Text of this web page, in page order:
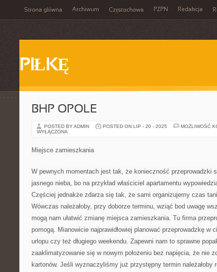
Strona główna Archiwum Częstochowa PZPN Redakcja
PIŁKĘ
BHP OPOLE
POSTED BY ADMIN POSTED ON LIP - 20 - 2025
MOŻLIWOŚĆ
WYŁĄCZONA
Miejsce zamieszkania
W pewnych momentach jest tak, że konieczność przeprowadzki
jasnego nieba, bo na przykład właściciel apartamentu
Częściej jednakże zdarza się tak, że sami organizujemy czas
Wówczas należałoby, przy doborze terminu, wziąć bod uwagę
mogą nam ułatwić zmianę miejsca zamieszkania. Tu firma
pomogą. Mianowicie najprawidłowiej planować przeprowadzkę w
urlopu czy też długiego weekendu. Zapewni nam to sprawne
zaaklimatyzowanie się w nowym położeniu bez napięcia, że nie
kartonów. Jeśli wyznaczyliśmy już przystępny termin należałoby